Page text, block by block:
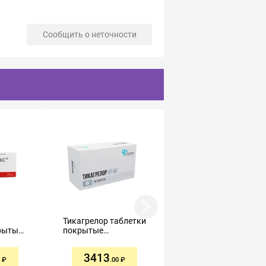
Сообщить о неточности
№60
Тикагрелор таблетки
покрытые
оболочкой 90мг №56
3413.00